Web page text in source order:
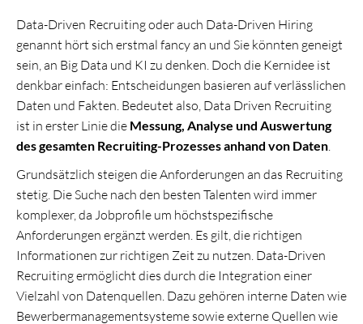
Data-Driven Recruiting oder auch Data-Driven Hiring
genannt hört sich erstmal fancy an und Sie könnten geneigt
sein, an Big Data und KI zu denken. Doch die Kernidee ist
denkbar einfach: Entscheidungen basieren auf verlässlichen
Daten und Fakten. Bedeutet also, Data Driven Recruiting
ist in erster Linie die Messung, Analyse und Auswertung
des gesamten Recruiting-Prozesses anhand von Daten
Grundsätzlich steigen die Anforderungen an das Recruiting
stetig. Die Suche nach den besten Talenten wird immer
komplexer, da Jobprofile um höchstspezifische
Anforderungen ergänzt werden. Es gilt, die richtigen
Informationen zur richtigen Zeit zu nutzen. Data-Driven
Recruiting ermöglicht dies durch die Integration einer
Vielzahl von Datenquellen. Dazu gehören interne Daten wie
Bewerbermanagementsysteme sowie externe Quellen wie